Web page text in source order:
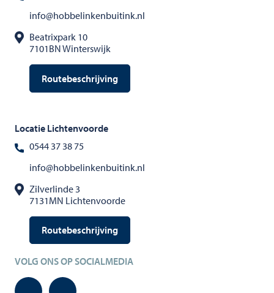
info@hobbelinkenbuitink.nl
Beatrixpark 10
7101BN Winterswijk
Routebeschrijving
Locatie Lichtenvoorde
0544 37 38 75
info@hobbelinkenbuitink.nl
Zilverlinde 3
7131MN Lichtenvoorde
Routebeschrijving
VOLG ONS OP SOCIALMEDIA